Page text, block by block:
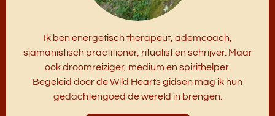
Ik ben energetisch therapeut, ademcoach,
sjamanistisch practitioner, ritualist en schrijver. Maar
ook droomreiziger, medium en spirithelper.
Begeleid door de Wild Hearts gidsen mag ik hun
gedachtengoed de wereld in brengen.